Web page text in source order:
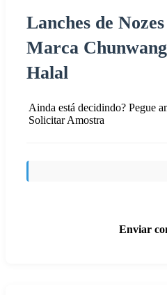
Lanches de
Marca
Halal
Ainda está decidindo? Pegue
Solicitar Amostra
Enviar